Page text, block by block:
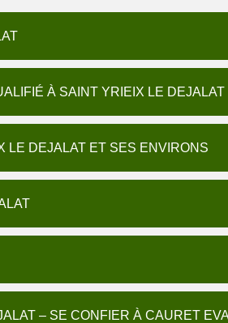
À SAINT YRIEIX LE DEJALAT
LE DEJALAT ET SES ENVIRONS
– SE CONFIER À CAURET